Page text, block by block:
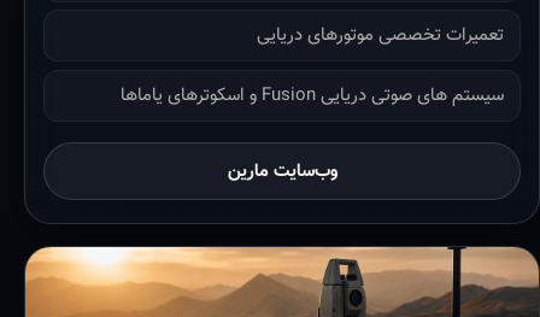
تعمیرات تخصصی موتورهای دریایی
سیستم های صوتی دریایی Fusion و اسکوترهای یاماها
وب‌سایت مارین